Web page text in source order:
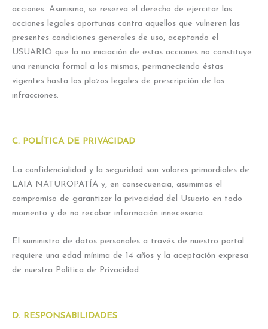
acciones. Asimismo, se reserva el derecho de ejercitar las
acciones legales oportunas contra aquellos que vulneren las
presentes condiciones generales de uso, aceptando el
USUARIO que la no iniciación de estas acciones no constituye
una renuncia formal a los mismas, permaneciendo éstas
vigentes hasta los plazos legales de prescripción de las
infracciones.
C. POLÍTICA DE PRIVACIDAD
La confidencialidad y la seguridad son valores primordiales de
LAIA NATUROPATÍA y, en consecuencia, asumimos el
compromiso de garantizar la privacidad del Usuario en todo
momento y de no recabar información innecesaria.
El suministro de datos personales a través de nuestro portal
requiere una edad mínima de 14 años y la aceptación expresa
de nuestra Política de Privacidad.
D. RESPONSABILIDADES